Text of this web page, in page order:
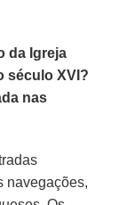
da Igreja
século XVI?
nas
navegações,